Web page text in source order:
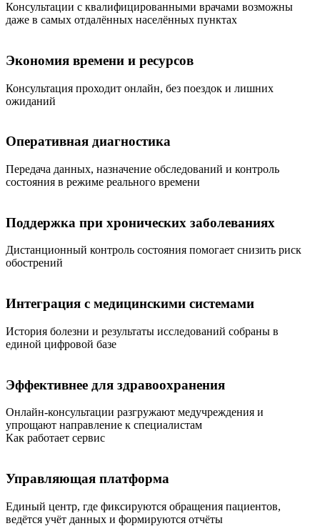
Консультации с квалифицированными врачами возможны
даже в самых отдалённых населённых пунктах
Экономия времени и ресурсов
Консультация проходит онлайн, без поездок и лишних
ожиданий
Оперативная диагностика
Передача данных, назначение обследований и контроль
состояния в режиме реального времени
Поддержка при хронических заболеваниях
Дистанционный контроль состояния помогает снизить риск
обострений
Интеграция с медицинскими системами
История болезни и результаты исследований собраны в
единой цифровой базе
Эффективнее для здравоохранения
Онлайн-консультации разгружают медучреждения и
упрощают направление к специалистам
Как работает сервис
Управляющая платформа
Единый центр, где фиксируются обращения пациентов,
ведётся учёт данных и формируются отчёты